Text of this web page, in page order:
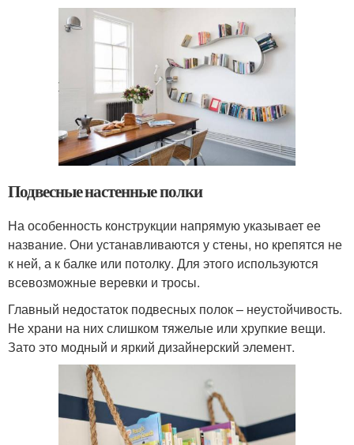
Подвесные настенные полки
На особенность конструкции напрямую указывает ее
название. Они устанавливаются у стены, но крепятся не
к ней, а к балке или потолку. Для этого используются
всевозможные веревки и тросы.
Главный недостаток подвесных полок – неустойчивость.
Не храни на них слишком тяжелые или хрупкие вещи.
Зато это модный и яркий дизайнерский элемент.